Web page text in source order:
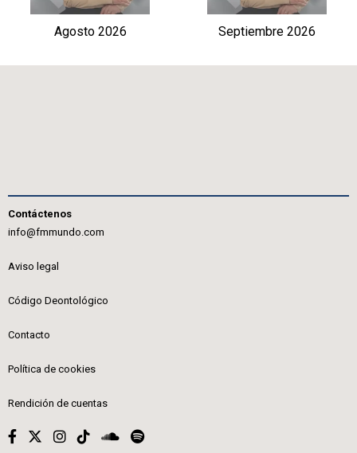
Agosto 2026 Septiembre 2026
Contáctenos
info@fmmundo.com
Aviso legal
Código Deontológico
Contacto
Política de cookies
Rendición de cuentas